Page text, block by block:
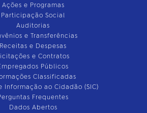
Ações e Programas
Participação Social
Auditorias
e Transferências
Receitas e Despesas
e Contratos
Públicos
Classificadas
Informação ao Cidadão (SIC)
Frequentes
Dados Abertos